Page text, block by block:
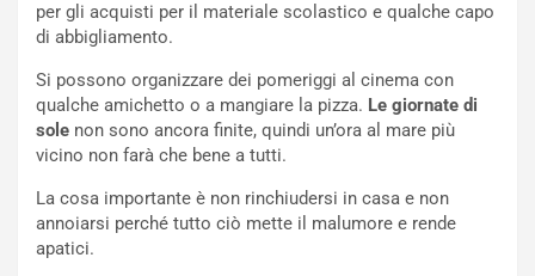
per gli acquisti per il materiale scolastico e qualche capo
di abbigliamento.
Si possono organizzare dei pomeriggi al cinema con
qualche amichetto o a mangiare la pizza. Le giornate di
sole non sono ancora finite, quindi un’ora al mare più
vicino non farà che bene a tutti.
La cosa importante è non rinchiudersi in casa e non
annoiarsi perché tutto ciò mette il malumore e rende
apatici.